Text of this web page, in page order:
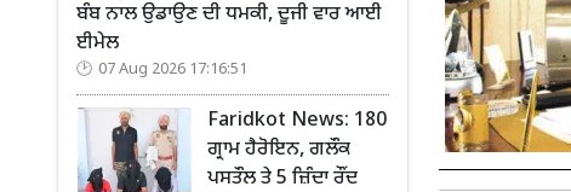
ਬੰਬ ਨਾਲ ਉਡਾਉਣ ਦੀ ਧਮਕੀ, ਦੂਜੀ ਵਾਰ ਆਈ
ਈਮੇਲ
07 Aug 2026 17:16:51
Faridkot News: 180
ਗ੍ਰਾਮ ਹੈਰੋਇਨ, ਗਲੌਕ
ਪਸਤੌਲ ਤੇ 5 ਜ਼ਿੰਦਾ ਰੌਂਦ